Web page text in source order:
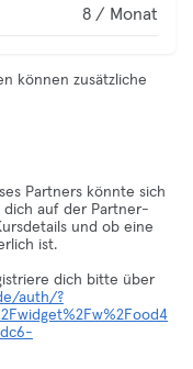
8 / Monat
können zusätzliche
Partners könnte sich
auf der Partner-
und ob eine
ist.
dich bitte über
auth/?